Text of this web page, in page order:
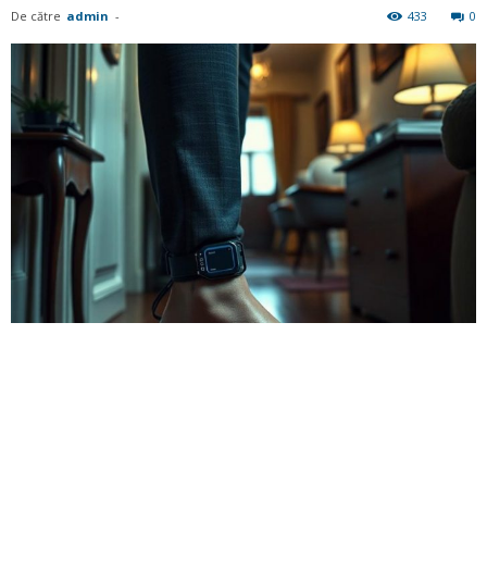
De către admin - 0
433